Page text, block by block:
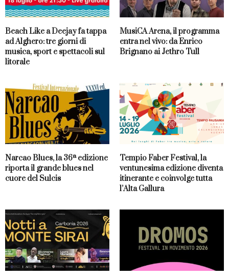
Beach Like a Deejay fa tappa
ad Alghero: tre giorni di
musica, sport e spettacoli sul
litorale
MusiCA Arena, il programma
entra nel vivo: da Enrico
Brignano ai Jethro Tull
Narcao Blues, la 36ª edizione
riporta il grande blues nel
cuore del Sulcis
Tempio Faber Festival, la
ventunesima edizione diventa
itinerante e coinvolge tutta
l’Alta Gallura